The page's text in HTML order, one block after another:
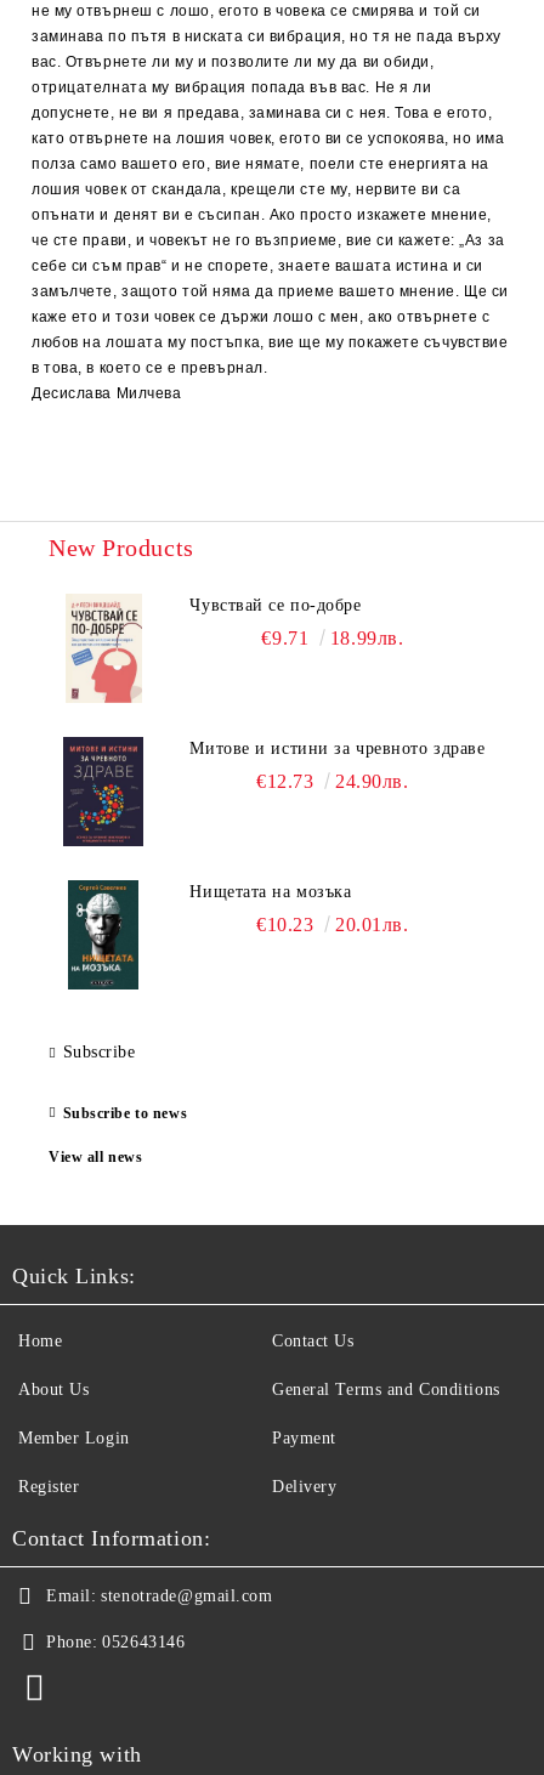
не му отвърнеш с лошо, егото в човека се смирява и той си
заминава по пътя в ниската си вибрация, но тя не пада върху
вас. Отвърнете ли му и позволите ли му да ви обиди,
отрицателната му вибрация попада във вас. Не я ли
допуснете, не ви я предава, заминава си с нея. Това е егото,
като отвърнете на лошия човек, егото ви се успокоява, но има
полза само вашето его, вие нямате, поели сте енергията на
лошия човек от скандала, крещели сте му, нервите ви са
опънати и денят ви е съсипан. Ако просто изкажете мнение,
че сте прави, и човекът не го възприеме, вие си кажете: „Аз за
себе си съм прав“ и не спорете, знаете вашата истина и си
замълчете, защото той няма да приеме вашето мнение. Ще си
каже ето и този човек се държи лошо с мен, ако отвърнете с
любов на лошата му постъпка, вие ще му покажете съчувствие
в това, в което се е превърнал.
Десислава Милчева
New Products
Чувствай се по-добре
€9.71 18.99лв.
Митове и истини за чревното здраве
€12.73 24.90лв.
Нищетата на мозъка
€10.23 20.01лв.
Subscribe
Subscribe to news
View all news
Quick Links:
Home
About Us
Member Login
Register
Contact Us
General Terms and Conditions
Payment
Delivery
Contact Information:
Email: stenotrade@gmail.com
Phone: 052643146
Working with